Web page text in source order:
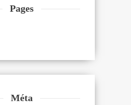
Pages
Méta